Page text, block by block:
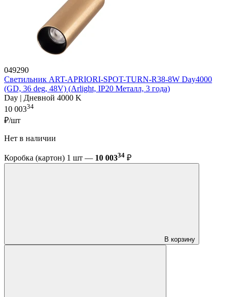
049290
Светильник ART-APRIORI-SPOT-TURN-R38-8W Day4000
(GD, 36 deg, 48V) (Arlight, IP20 Металл, 3 года)
Day | Дневной 4000 K
10 00334
₽/шт
Нет в наличии
Коробка (картон) 1 шт — 10 00334 ₽
В корзину